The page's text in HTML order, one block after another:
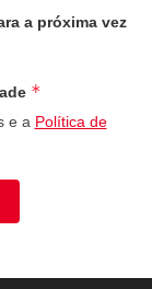
a próxima vez
*
e a Política de